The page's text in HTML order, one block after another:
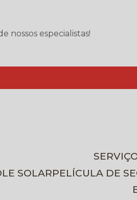
nossos especialistas!
SOLAR
PELÍCULA DE